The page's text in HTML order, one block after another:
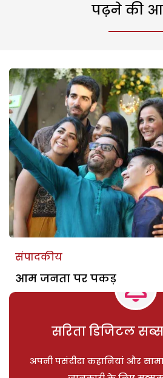
पढ़ने की
संपादकीय
आम जनता पर पकड़
सरिता डिजिटल
अपनी पसंदीदा कहानियां और